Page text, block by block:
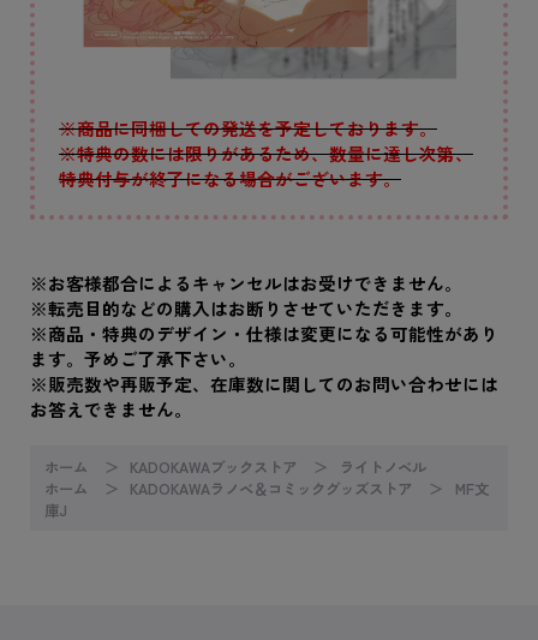
※商品に同梱しての発送を予定しております。
※特典の数には限りがあるため、数量に達し次第、
特典付与が終了になる場合がございます。
※お客様都合によるキャンセルはお受けできません｡
※転売目的などの購入はお断りさせていただきます。
※商品・特典のデザイン・仕様は変更になる可能性があり
ます。予めご了承下さい。
※販売数や再販予定、在庫数に関してのお問い合わせには
お答えできません。
ホーム KADOKAWAブックストア
ライトノベル
ホーム
KADOKAWAラノベ＆コミックグッズストア
MF文
庫J